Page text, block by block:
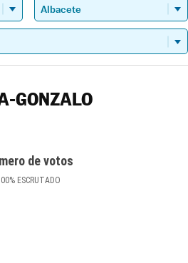
GONZALO
de votos
% ESCRUTADO